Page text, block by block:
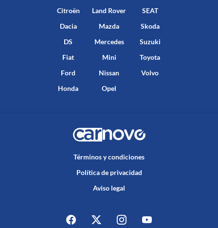
Citroën
Dacia
DS
Fiat
Ford
Honda
Land Rover
Mazda
Mercedes
Mini
Nissan
Opel
SEAT
Skoda
Suzuki
Toyota
Volvo
Términos y condiciones
Política de privacidad
Aviso legal